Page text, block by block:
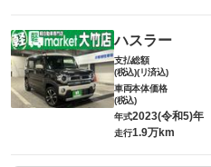
ハスラー
支払総額
(税込)(リ済込)
車両本体価格
(税込)
年式2023(令和5)年
走行1.9万km